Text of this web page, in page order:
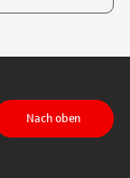
Nach oben